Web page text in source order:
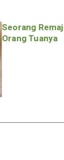
Seorang
Orang Tuanya